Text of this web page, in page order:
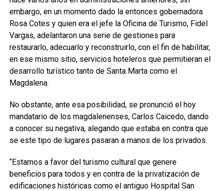
embargo, en un momento dado la entonces gobernadora
Rosa Cotes y quien era el jefe la Oficina de Turismo, Fidel
Vargas, adelantaron una serie de gestiones para
restaurarlo, adecuarlo y reconstruirlo, con el fin de habilitar,
en ese mismo sitio, servicios hoteleros que permitieran el
desarrollo turístico tanto de Santa Marta como el
Magdalena.
No obstante, ante esa posibilidad, se pronunció el hoy
mandatario de los magdalenenses, Carlos Caicedo, dando
a conocer su negativa, alegando que estaba en contra que
se este tipo de lugares pasaran a manos de los privados.
“Estamos a favor del turismo cultural que genere
beneficios para todos y en contra de la privatización de
edificaciones históricas como el antiguo Hospital San